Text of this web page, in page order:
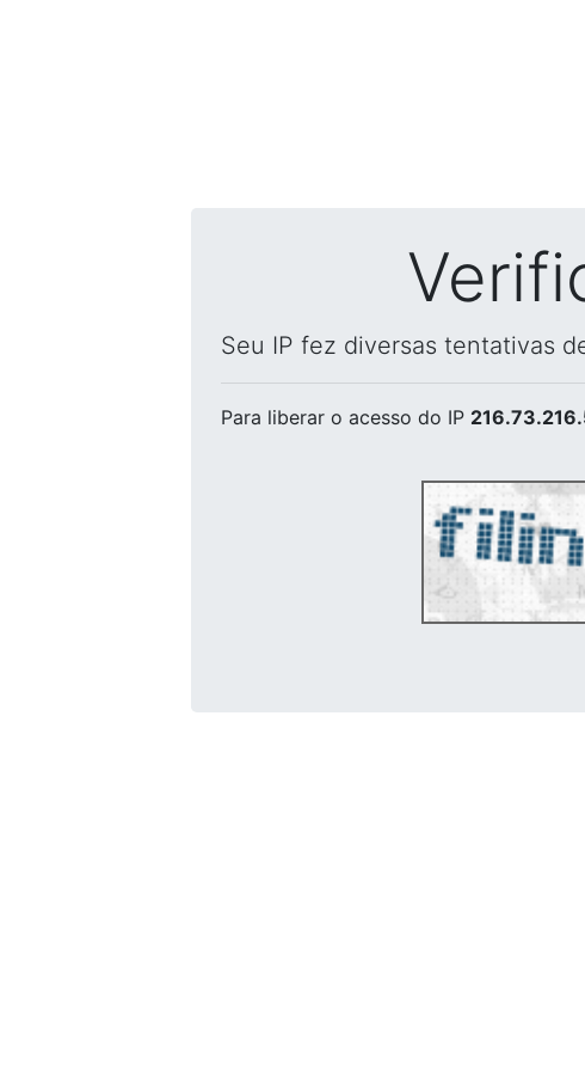
Seu IP fez diversas tentativas
Para liberar o acesso do IP